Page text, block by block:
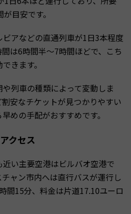
目安です。
アなどの直通列車が1日3本程度
は6時間半〜7時間ほどで、こち
きます。
列車の種類によって変動しま
安なチケットが見つかりやすい
めの手配がおすすめです。
クセス
い主要空港はビルバオ空港で
ャン市内へは直行バスが運行し
間15分、料金は片道17.10ユーロ